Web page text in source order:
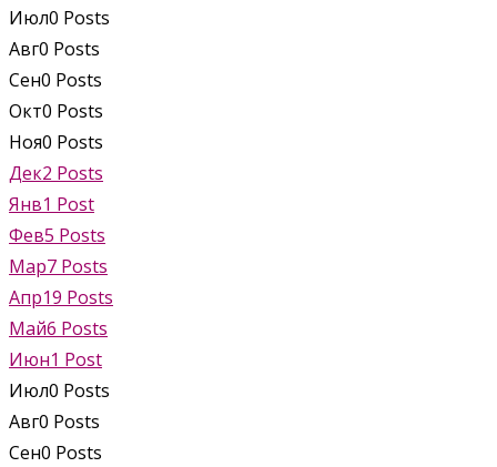
Июл0 Posts
Авг0 Posts
Сен0 Posts
Окт0 Posts
Ноя0 Posts
Дек2 Posts
Янв1 Post
Фев5 Posts
Мар7 Posts
Апр19 Posts
Май6 Posts
Июн1 Post
Июл0 Posts
Авг0 Posts
Сен0 Posts